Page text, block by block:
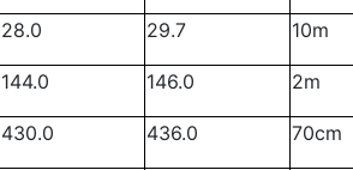
28.0 29.7 10m
144.0 146.0 2m
430.0 436.0 70cm